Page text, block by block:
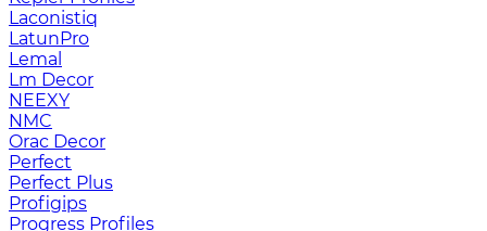
Laconistiq
LatunPro
Lemal
Lm Decor
NEEXY
NMC
Orac Decor
Perfect
Perfect Plus
Profigips
Progress Profiles